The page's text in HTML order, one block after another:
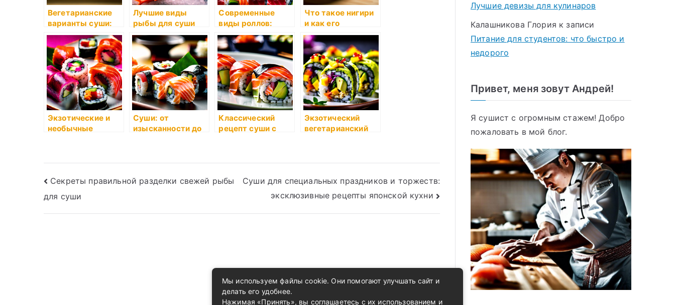
Вегетарианские
варианты суши:
идеальный выбор
для любителей
здорового питания
Лучшие виды
рыбы для суши
Современные
виды роллов:
обзор актуальных
вариаций
Что такое нигири
и как его
правильно есть?
Экзотические и
необычные
Суши: от
изысканности до
Классический
рецепт суши с
Экзотический
вегетарианский
Навигация
по
Секреты правильной разделки свежей рыбы
для суши
Суши для специальных праздников и торжеств:
эксклюзивные рецепты японской кухни
Лучшие девизы для кулинаров
Калашникова Глория к записи
Питание для студентов: что быстро и
недорого
Привет, меня зовут Андрей!
Я сушист с огромным стажем! Добро
пожаловать в мой блог.
Мы используем файлы cookie. Они помогают улучшать сайт и
делать его удобнее.
Нажимая «Принять», вы соглашаетесь с их использованием и